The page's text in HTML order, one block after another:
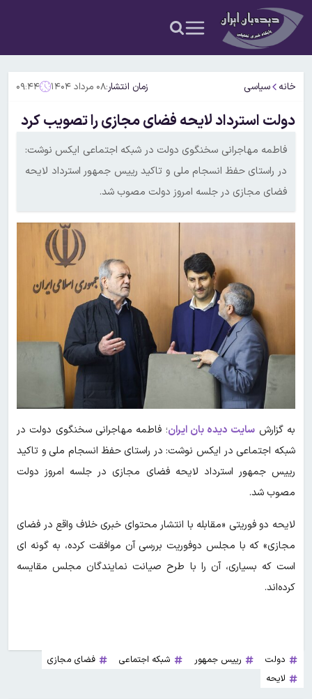
خانه سیاسی زمان انتشار:۰۸ مرداد ۱۴۰۴ ۰۹:۴۴
دولت استرداد لایحه فضای مجازی را تصویب کرد
فاطمه مهاجرانی سخنگوی دولت در شبکه اجتماعی ایکس نوشت:
در راستای حفظ انسجام ملی و تاکید رییس جمهور استرداد لایحه
فضای مجازی در جلسه امروز دولت مصوب شد.
به گزارش سایت دیده بان ایران؛ فاطمه مهاجرانی سخنگوی دولت در
شبکه اجتماعی در ایکس نوشت: در راستای حفظ انسجام ملی و تاکید
رییس جمهور استرداد لایحه فضای مجازی در جلسه امروز دولت
مصوب شد.
لایحه دو فوریتی «مقابله با انتشار محتوای خبری خلاف واقع در فضای
مجازی» که با مجلس دوفوریت بررسی آن موافقت کرده، به گونه ای
است که بسیاری، آن را با طرح صیانت نمایندگان مجلس مقایسه
کرده‌اند.
دولت رییس جمهور شبکه اجتماعی
فضای مجازی
لایحه